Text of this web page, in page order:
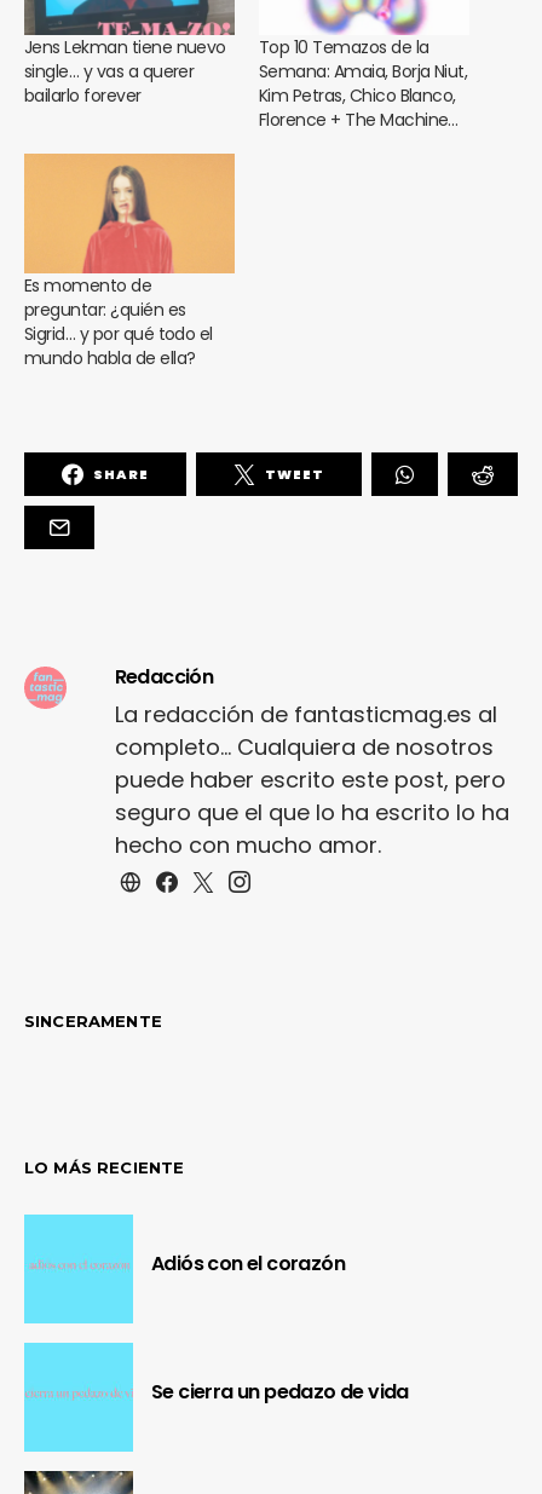
Jens Lekman tiene nuevo
single… y vas a querer
bailarlo forever
Top 10 Temazos de la
Semana: Amaia, Borja Niut,
Kim Petras, Chico Blanco,
Florence + The Machine…
Es momento de
preguntar: ¿quién es
Sigrid… y por qué todo el
mundo habla de ella?
SHARE TWEET
Redacción
La redacción de fantasticmag.es al
completo... Cualquiera de nosotros
puede haber escrito este post, pero
seguro que el que lo ha escrito lo ha
hecho con mucho amor.
SINCERAMENTE
LO MÁS RECIENTE
Adiós con el corazón
Se cierra un pedazo de vida